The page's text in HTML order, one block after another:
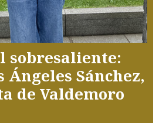
sobresaliente:
Ángeles Sánchez,
de Valdemoro